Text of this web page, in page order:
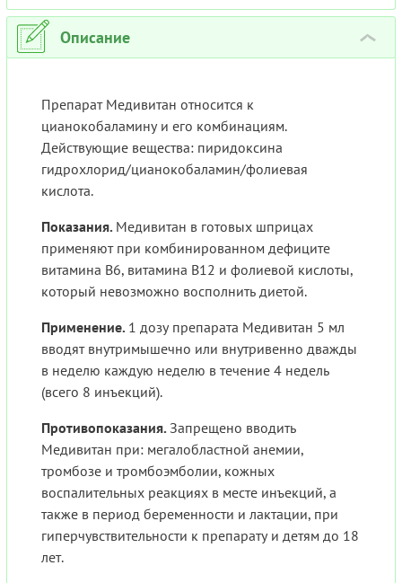
Описание ›
Препарат Медивитан относится к
цианокобаламину и его комбинациям.
Действующие вещества: пиридоксина
гидрохлорид/цианокобаламин/фолиевая
кислота.
Показания. Медивитан в готовых шприцах
применяют при комбинированном дефиците
витамина B6, витамина B12 и фолиевой кислоты,
который невозможно восполнить диетой.
Применение. 1 дозу препарата Медивитан 5 мл
вводят внутримышечно или внутривенно дважды
в неделю каждую неделю в течение 4 недель
(всего 8 инъекций).
Противопоказания. Запрещено вводить
Медивитан при: мегалобластной анемии,
тромбозе и тромбоэмболии, кожных
воспалительных реакциях в месте инъекций, а
также в период беременности и лактации, при
гиперчувствительности к препарату и детям до 18
лет.